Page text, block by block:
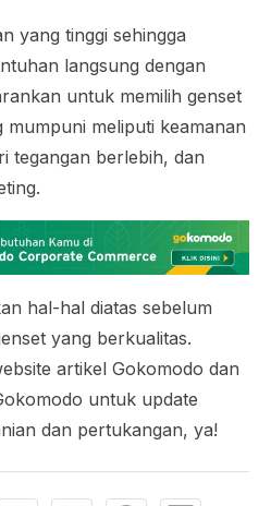
yang tinggi sehingga
langsung dengan
untuk memilih genset
mumpuni meliputi keamanan
tegangan berlebih, dan
hal-hal diatas sebelum
yang berkualitas.
artikel Gokomodo dan
untuk update
dan pertukangan, ya!